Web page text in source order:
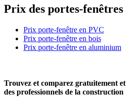
Prix des portes-fenêtres
Prix porte-fenêtre en PVC
Prix porte-fenêtre en bois
Prix porte-fenêtre en aluminium
Trouvez et comparez gratuitement et
des professionnels de la construction